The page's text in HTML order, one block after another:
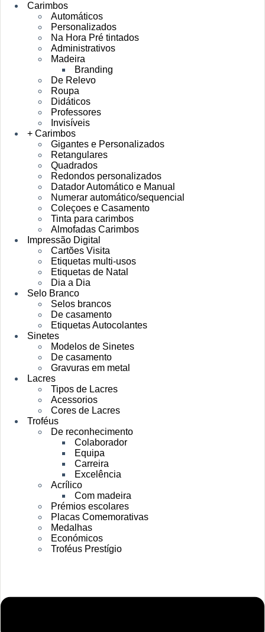
Carimbos
Automáticos
Personalizados
Na Hora Pré tintados
Administrativos
Madeira
Branding
De Relevo
Roupa
Didáticos
Professores
Invisíveis
+ Carimbos
Gigantes e Personalizados
Retangulares
Quadrados
Redondos personalizados
Datador Automático e Manual
Numerar automático/sequencial
Coleçoes e Casamento
Tinta para carimbos
Almofadas Carimbos
Impressão Digital
Cartões Visita
Etiquetas multi-usos
Etiquetas de Natal
Dia a Dia
Selo Branco
Selos brancos
De casamento
Etiquetas Autocolantes
Sinetes
Modelos de Sinetes
De casamento
Gravuras em metal
Lacres
Tipos de Lacres
Acessorios
Cores de Lacres
Troféus
De reconhecimento
Colaborador
Equipa
Carreira
Excelência
Acrílico
Com madeira
Prémios escolares
Placas Comemorativas
Medalhas
Económicos
Troféus Prestígio